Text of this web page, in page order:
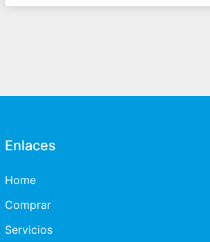
Enlaces
Home
Comprar
Servicios